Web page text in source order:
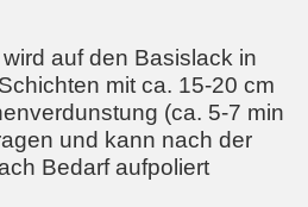
auf den Basislack in
mit ca. 15-20 cm
(ca. 5-7 min
und kann nach der
Bedarf aufpoliert